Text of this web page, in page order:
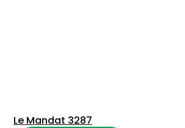
Le Mandat 3287